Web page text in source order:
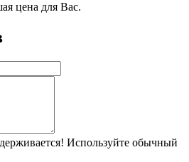
цена для Вас.
Используйте обычный